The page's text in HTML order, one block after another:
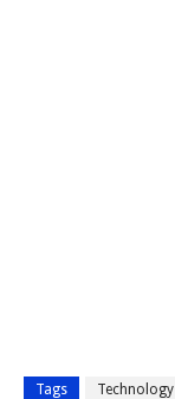
Tags Technology